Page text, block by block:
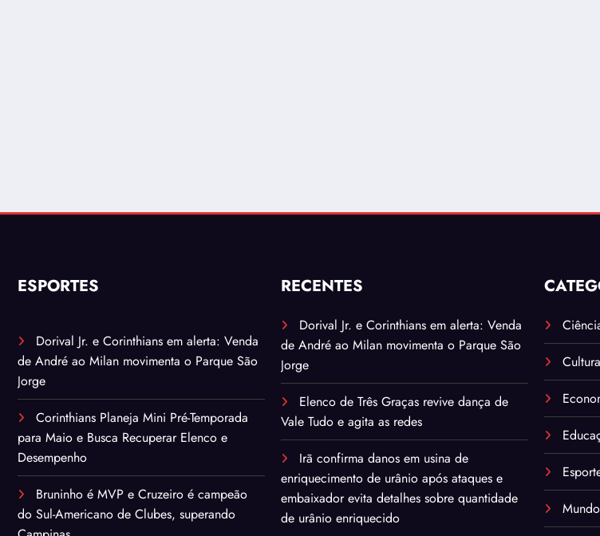
ESPORTES
Dorival Jr. e Corinthians em alerta: Venda
de André ao Milan movimenta o Parque São
Jorge
Corinthians Planeja Mini Pré-Temporada
para Maio e Busca Recuperar Elenco e
Desempenho
Bruninho é MVP e Cruzeiro é campeão
do Sul-Americano de Clubes, superando
RECENTES
Dorival Jr. e Corinthians em alerta: Venda
de André ao Milan movimenta o Parque São
Jorge
Elenco de Três Graças revive dança de
Vale Tudo e agita as redes
Irã confirma danos em usina de
enriquecimento de urânio após ataques e
embaixador evita detalhes sobre quantidade
de urânio enriquecido
Mundo